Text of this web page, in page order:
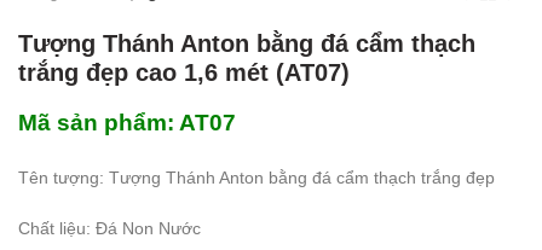
Tượng Thánh Anton bằng đá cẩm thạch
trắng đẹp cao 1,6 mét (AT07)
Mã sản phẩm: AT07
Tên tượng: Tượng Thánh Anton bằng đá cẩm thạch trắng đẹp
Chất liệu: Đá Non Nước